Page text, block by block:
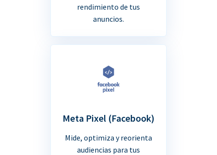
rendimiento de tus
anuncios.
Meta Pixel (Facebook)
Mide, optimiza y reorienta
audiencias para tus